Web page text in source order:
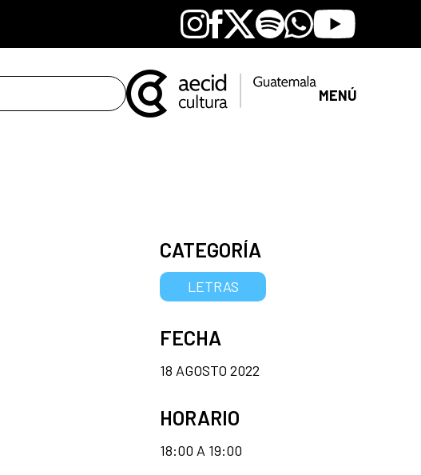
Instagram
Facebook
X SpotifyWhatsapp
Youtube
MENÚ
CATEGORÍA
LETRAS
FECHA
18 AGOSTO 2022
HORARIO
18:00 A 19:00